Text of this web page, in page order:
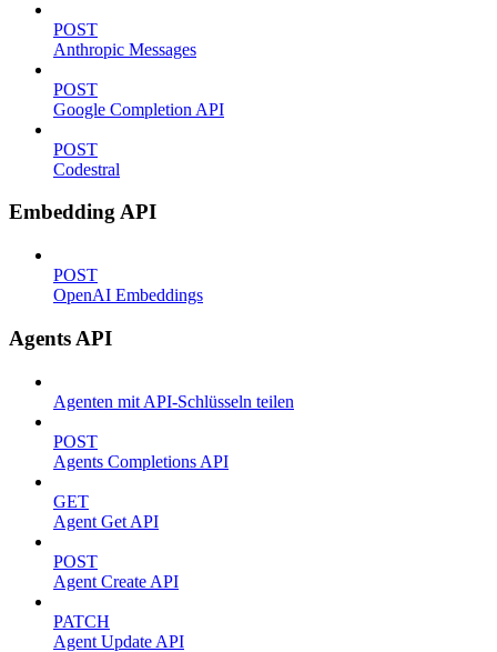
POST
Anthropic Messages
POST
Google Completion API
POST
Codestral
Embedding API
POST
OpenAI Embeddings
Agents API
Agenten mit API-Schlüsseln teilen
POST
Agents Completions API
GET
Agent Get API
POST
Agent Create API
PATCH
Agent Update API